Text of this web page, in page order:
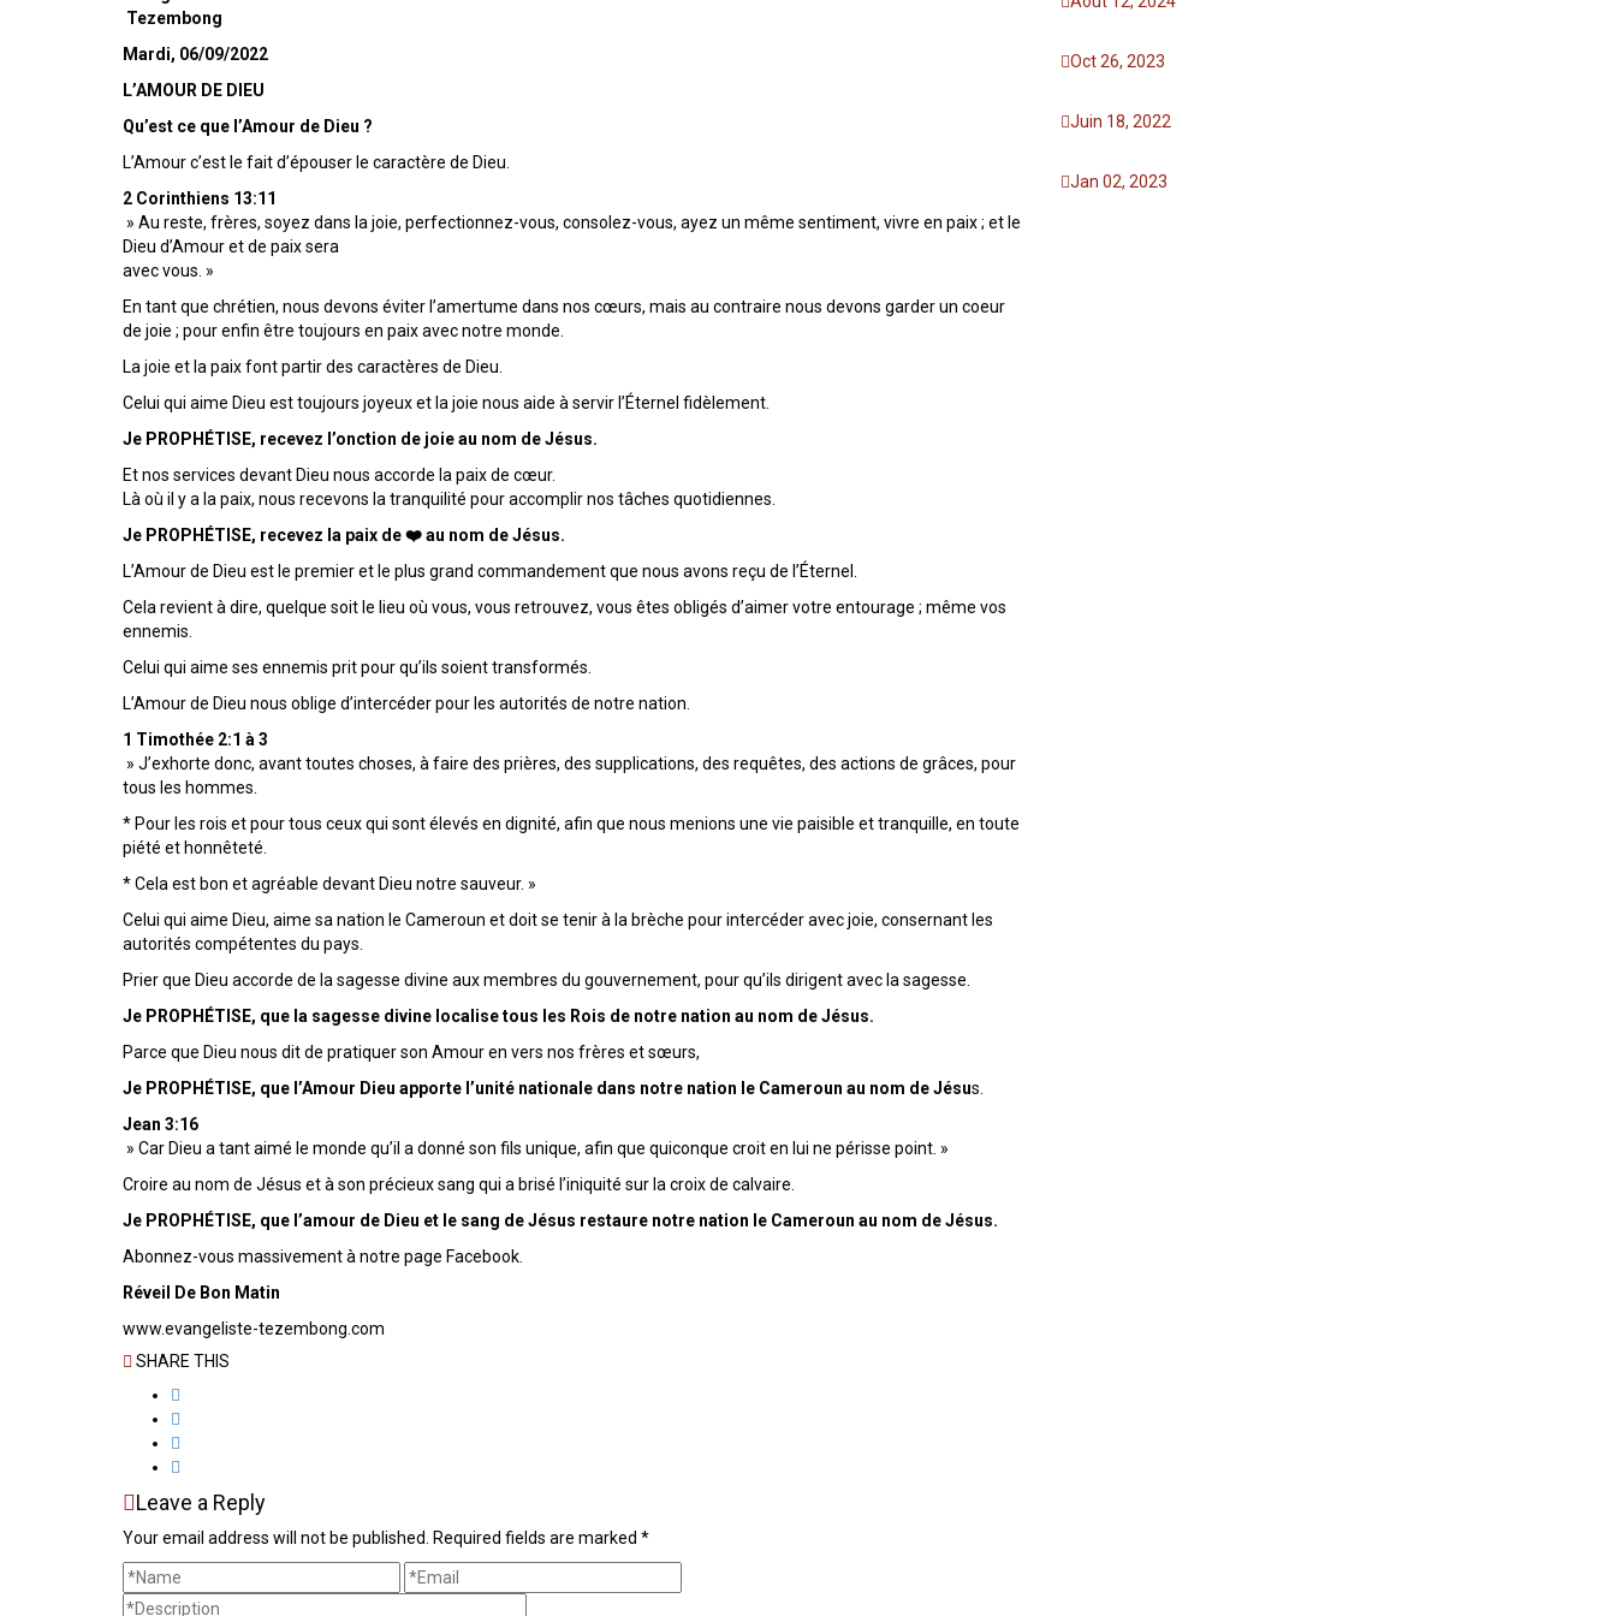
Tezembong
Mardi, 06/09/2022
L’AMOUR DE DIEU
Qu’est ce que l’Amour de Dieu ?
L’Amour c’est le fait d’épouser le caractère de Dieu.
2 Corinthiens 13:11
» Au reste, frères, soyez dans la joie, perfectionnez-vous, consolez-vous, ayez un même sentiment, vivre en paix ; et le
Dieu d’Amour et de paix sera
avec vous. »
En tant que chrétien, nous devons éviter l’amertume dans nos cœurs, mais au contraire nous devons garder un coeur
de joie ; pour enfin être toujours en paix avec notre monde.
La joie et la paix font partir des caractères de Dieu.
Celui qui aime Dieu est toujours joyeux et la joie nous aide à servir l’Éternel fidèlement.
Je PROPHÉTISE, recevez l’onction de joie au nom de Jésus.
Et nos services devant Dieu nous accorde la paix de cœur.
Là où il y a la paix, nous recevons la tranquilité pour accomplir nos tâches quotidiennes.
Je PROPHÉTISE, recevez la paix de ❤️ au nom de Jésus.
L’Amour de Dieu est le premier et le plus grand commandement que nous avons reçu de l’Éternel.
Cela revient à dire, quelque soit le lieu où vous, vous retrouvez, vous êtes obligés d’aimer votre entourage ; même vos
ennemis.
Celui qui aime ses ennemis prit pour qu’ils soient transformés.
L’Amour de Dieu nous oblige d’intercéder pour les autorités de notre nation.
1 Timothée 2:1 à 3
» J’exhorte donc, avant toutes choses, à faire des prières, des supplications, des requêtes, des actions de grâces, pour
tous les hommes.
* Pour les rois et pour tous ceux qui sont élevés en dignité, afin que nous menions une vie paisible et tranquille, en toute
piété et honnêteté.
* Cela est bon et agréable devant Dieu notre sauveur. »
Celui qui aime Dieu, aime sa nation le Cameroun et doit se tenir à la brèche pour intercéder avec joie, consernant les
autorités compétentes du pays.
Prier que Dieu accorde de la sagesse divine aux membres du gouvernement, pour qu’ils dirigent avec la sagesse.
Je PROPHÉTISE, que la sagesse divine localise tous les Rois de notre nation au nom de Jésus.
Parce que Dieu nous dit de pratiquer son Amour en vers nos frères et sœurs,
Je PROPHÉTISE, que l’Amour Dieu apporte l’unité nationale dans notre nation le Cameroun au nom de Jésus.
Jean 3:16
» Car Dieu a tant aimé le monde qu’il a donné son fils unique, afin que quiconque croit en lui ne périsse point. »
Croire au nom de Jésus et à son précieux sang qui a brisé l’iniquité sur la croix de calvaire.
Je PROPHÉTISE, que l’amour de Dieu et le sang de Jésus restaure notre nation le Cameroun au nom de Jésus.
Abonnez-vous massivement à notre page Facebook.
Réveil De Bon Matin
www.evangeliste-tezembong.com
SHARE THIS
Leave a Reply
Your email address will not be published. Required fields are marked *
Oct 26, 2023
Juin 18, 2022
Jan 02, 2023